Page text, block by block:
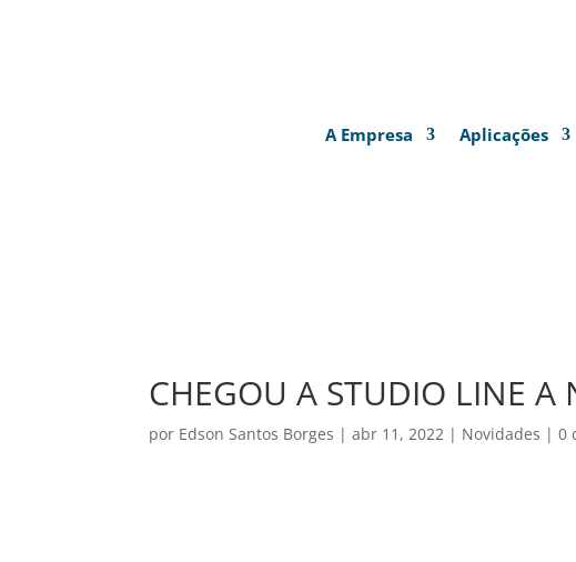
A Empresa Aplicações
CHEGOU A STUDIO LINE A
por Edson Santos Borges |abr 11, 2022 | Novidades |0